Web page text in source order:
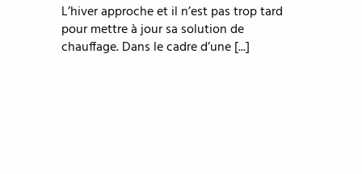
L’hiver approche et il n’est pas trop tard
pour mettre à jour sa solution de
chauffage. Dans le cadre d’une [...]